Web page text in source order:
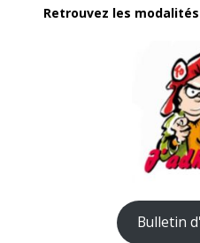
Retrouvez les
Bulletin